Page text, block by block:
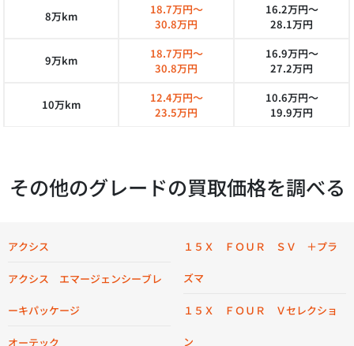
8万km
18.7万円～
30.8万円
16.2万円～
28.1万円
9万km
18.7万円～
30.8万円
16.9万円～
27.2万円
10万km
12.4万円～
23.5万円
10.6万円～
19.9万円
その他のグレードの買取価格を調べる
アクシス
アクシス エマージェンシーブレ
ーキパッケージ
オーテック
１５Ｘ ＦＯＵＲ ＳＶ ＋プラ
ズマ
１５Ｘ ＦＯＵＲ Ｖセレクショ
ン